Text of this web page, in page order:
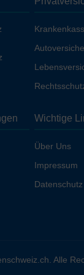
sind.
Wichtige
Über Uns
Impressum
Alle